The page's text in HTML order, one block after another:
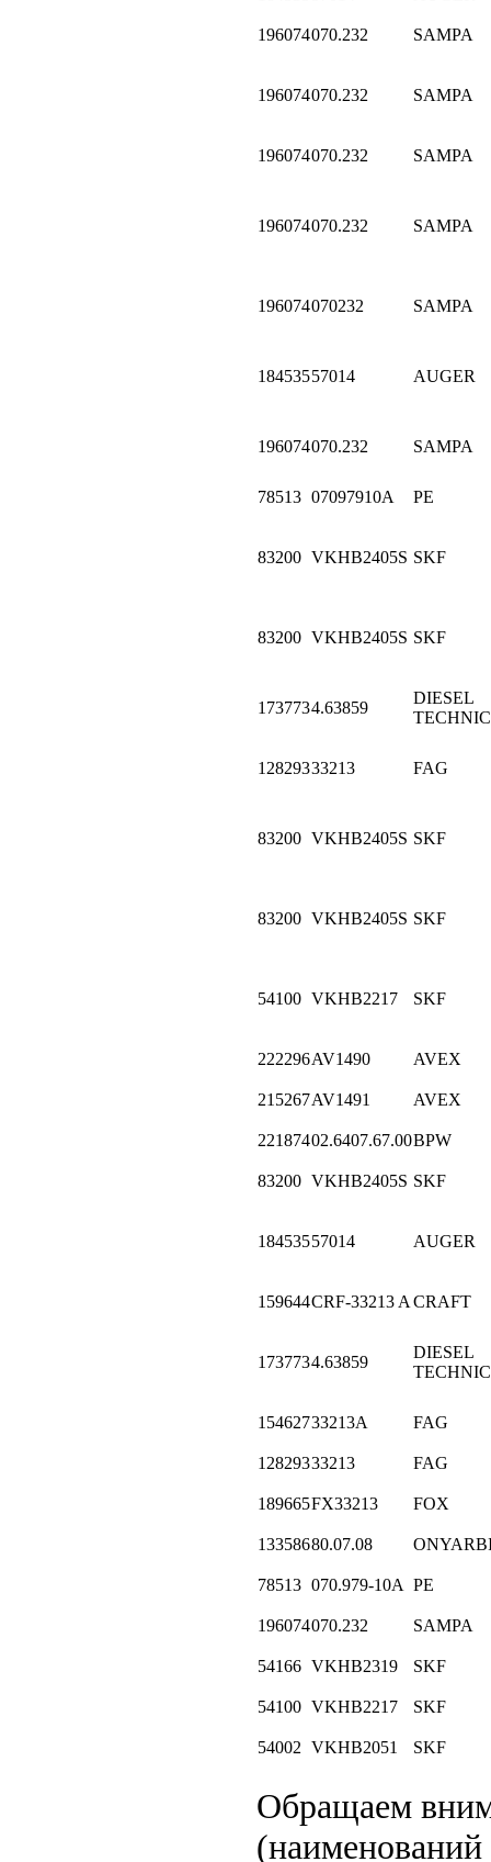
196074070.232 SAMPA
196074070.232 SAMPA
196074070.232 SAMPA
196074070.232 SAMPA
196074070232 SAMPA
18453557014 AUGER
196074070.232 SAMPA
78513 07097910A PE
83200 VKHB2405S SKF
83200 VKHB2405S SKF
1737734.63859
DIESEL
TECHNIC
12829333213 FAG
83200 VKHB2405S SKF
83200 VKHB2405S SKF
54100 VKHB2217 SKF
222296AV1490 AVEX
215267AV1491 AVEX
22187402.6407.67.00BPW
83200 VKHB2405S SKF
18453557014 AUGER
159644CRF-33213 A CRAFT
1737734.63859
DIESEL
TECHNIC
15462733213A FAG
12829333213 FAG
189665FX33213 FOX
13358680.07.08
78513 070.979-10A PE
196074070.232 SAMPA
54166 VKHB2319 SKF
54100 VKHB2217 SKF
54002 VKHB2051 SKF
Обращаем
(наименований